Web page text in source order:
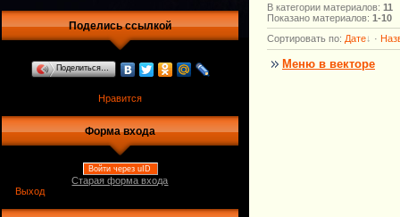
Поделись ссылкой
Поделиться…
Нравится
Форма входа
Войти через uID
Старая форма входа
Выход
В категории материалов: 11
Показано материалов: 1-10
Сортировать по: Дате ·
Меню в векторе